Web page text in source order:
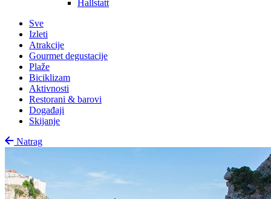
Hallstatt
Sve
Izleti
Atrakcije
Gourmet degustacije
Plaže
Biciklizam
Aktivnosti
Restorani & barovi
Događaji
Skijanje
Natrag